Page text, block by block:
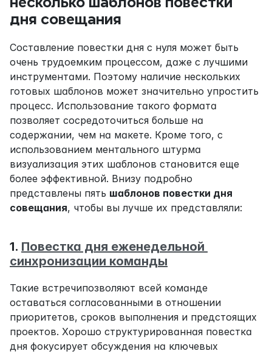
дня совещания
Составление повестки дня с нуля может быть
очень трудоемким процессом, даже с лучшими
инструментами. Поэтому наличие нескольких
готовых шаблонов может значительно упростить
процесс. Использование такого формата
позволяет сосредоточиться больше на
содержании, чем на макете. Кроме того, с
использованием ментального штурма
визуализация этих шаблонов становится еще
более эффективной. Внизу подробно
представлены пять шаблонов повестки дня
совещания, чтобы вы лучше их представляли:
1. Повестка дня еженедельной
синхронизации команды
Такие встречипозволяют всей команде
оставаться согласованными в отношении
приоритетов, сроков выполнения и предстоящих
проектов. Хорошо структурированная повестка
дня фокусирует обсуждения на ключевых